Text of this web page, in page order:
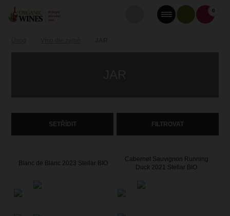
0
SETŘÍDIT FILTROVAT
Blanc de Blanc 2023 Stellar BIO
Cabernet Sauvignon Running
Duck 2021 Stellar BIO